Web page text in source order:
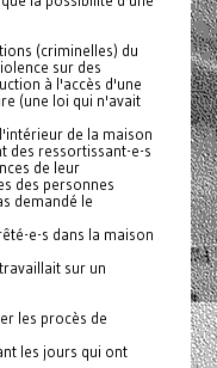
(criminelles) du
sur des
à l'accès d'une
(une loi qui n'avait
de la maison
des ressortissant-e-s
de leur
des personnes
demandé le
e-s dans la maison
sur un
les procès de
les jours qui ont